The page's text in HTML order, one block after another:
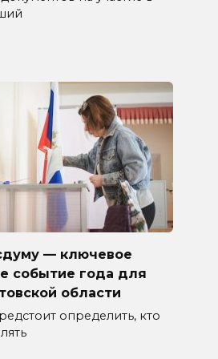
— ключевое
событие года для
области
определить, кто